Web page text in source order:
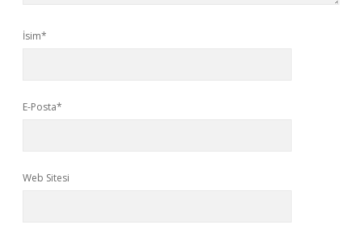
İsim*
E-Posta*
Web Sitesi